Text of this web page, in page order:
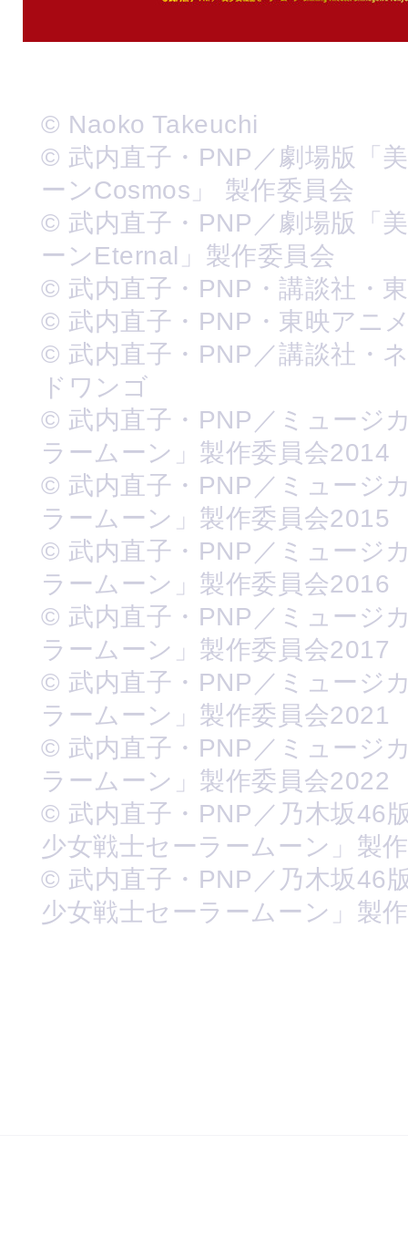
© Naoko Takeuchi
© 武内直子・PNP／劇場版「
ーンCosmos」 製作委員会
© 武内直子・PNP／劇場版「
ーンEternal」製作委員会
© 武内直子・PNP・講談社・
© 武内直子・PNP・東映アニ
© 武内直子・PNP／講談社・
ドワンゴ
© 武内直子・PNP／ミュージ
ラームーン」製作委員会2014
© 武内直子・PNP／ミュージ
ラームーン」製作委員会2015
© 武内直子・PNP／ミュージ
ラームーン」製作委員会2016
© 武内直子・PNP／ミュージ
ラームーン」製作委員会2017
© 武内直子・PNP／ミュージ
ラームーン」製作委員会2021
© 武内直子・PNP／ミュージ
ラームーン」製作委員会2022
© 武内直子・PNP／乃木坂46
少女戦士セーラームーン」製
© 武内直子・PNP／乃木坂46
少女戦士セーラームーン」製